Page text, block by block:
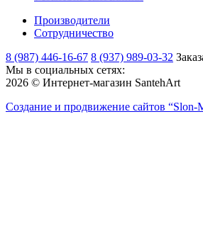
Производители
Сотрудничество
8 (987) 446-16-67 8 (937) 989-03-32
Мы в социальных сетях:
2026 © Интернет-магазин SantehArt
Создание и продвижение сайтов “Slon-